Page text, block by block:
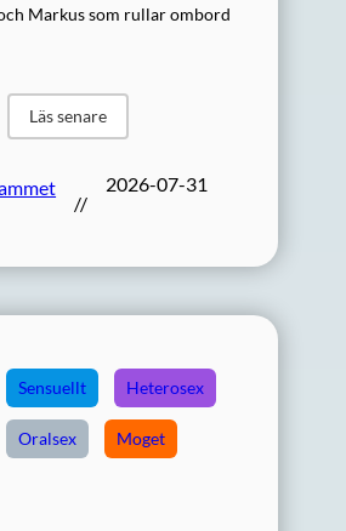
Markus som rullar ombord
Läs senare
//
2026-07-31
Sensuellt Heterosex
Oralsex Moget